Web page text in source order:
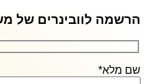
הרשמה לוובינרים של
שם מלא*